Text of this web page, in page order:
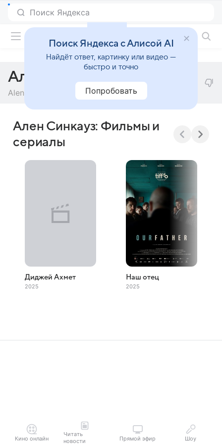
Ален Синкауз
Alen Sinkauz
Ален Синкауз: Фильмы и
сериалы
Диджей Ахмет
2025
Наш отец
2025
Кино онлайн
Читать
новости
Прямой эфир Шоу
Поиск Яндекса с Алисой AI
Найдёт ответ, картинку или видео —
быстро и точно
Попробовать